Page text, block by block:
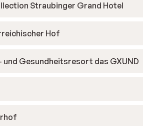
Straubinger Grand Hotel
Hof
und Gesundheitsresort das GXUND